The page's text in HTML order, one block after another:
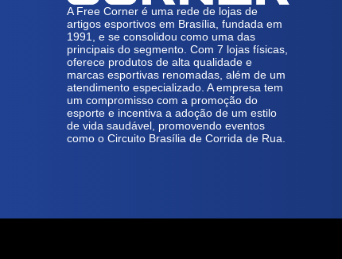
A Free Corner é uma rede de lojas de
artigos esportivos em Brasília, fundada em
1991, e se consolidou como uma das
principais do segmento. Com 7 lojas físicas,
oferece produtos de alta qualidade e
marcas esportivas renomadas, além de um
atendimento especializado. A empresa tem
um compromisso com a promoção do
esporte e incentiva a adoção de um estilo
de vida saudável, promovendo eventos
como o Circuito Brasília de Corrida de Rua.